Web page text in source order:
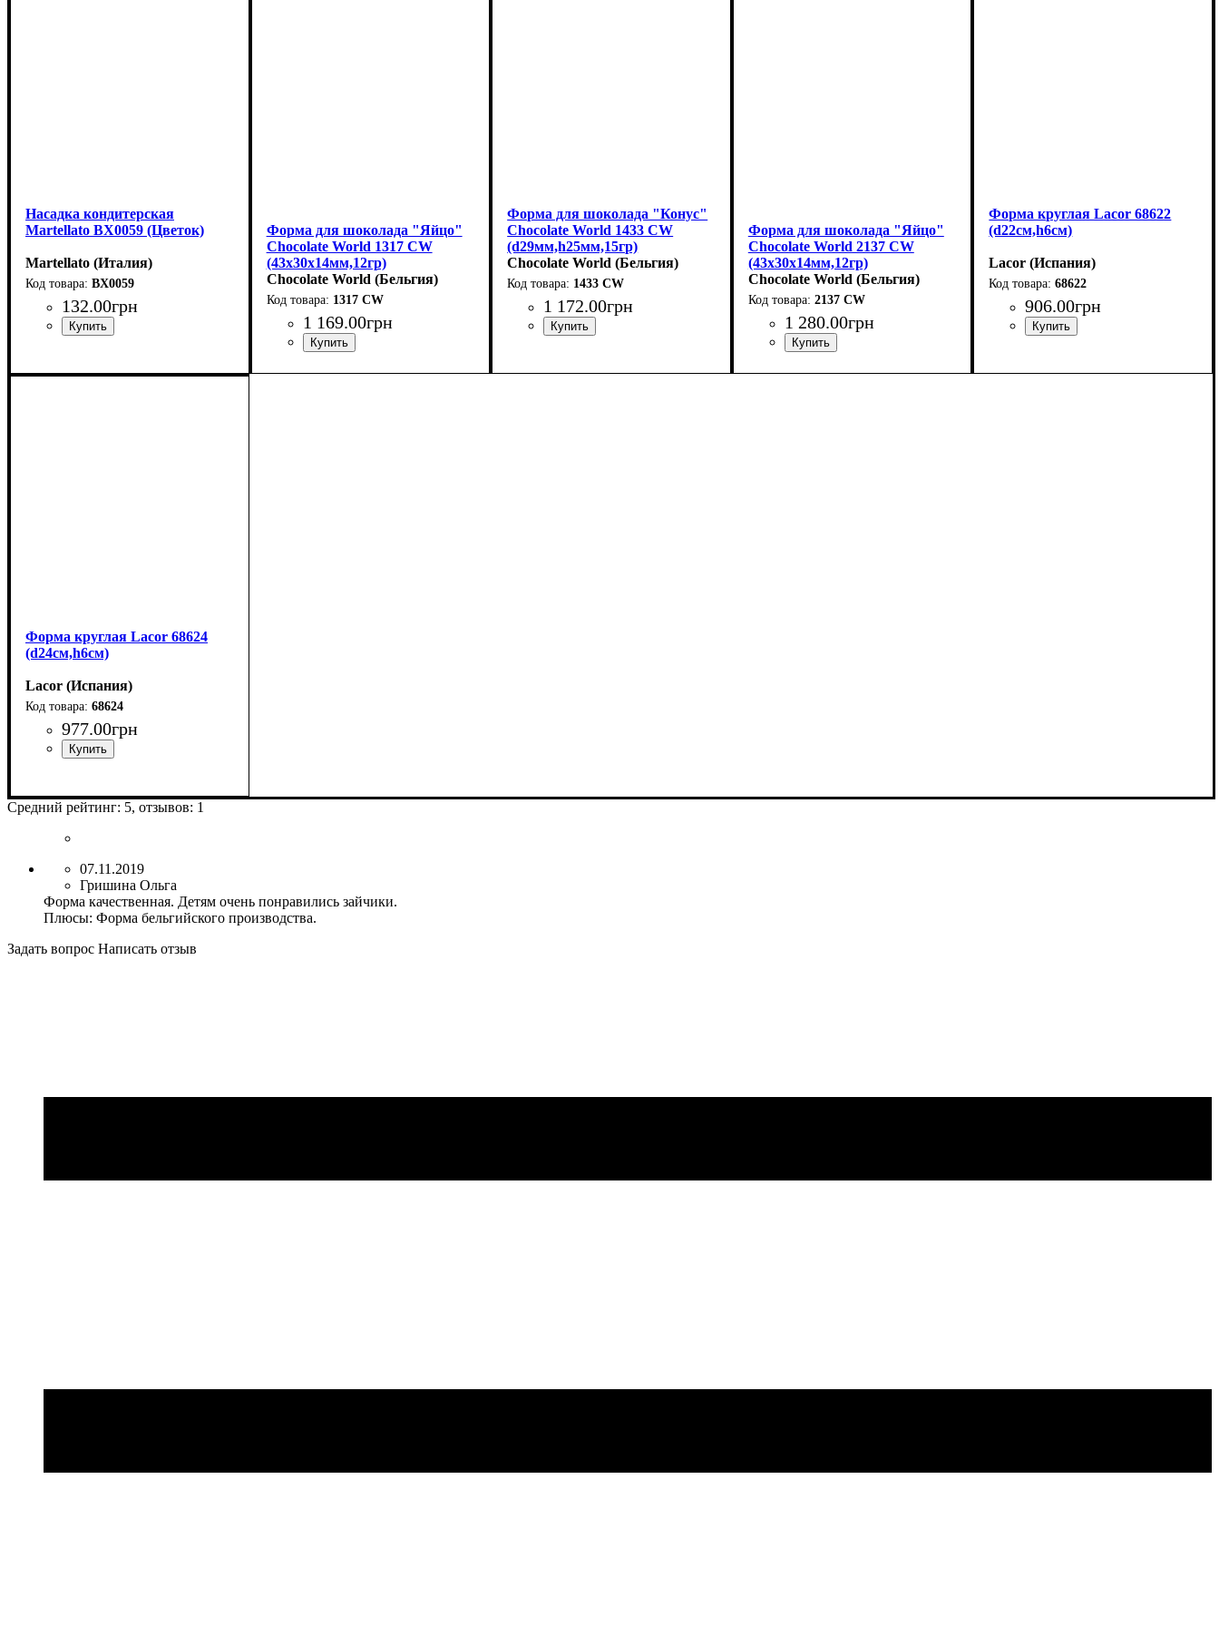
Насадка кондитерская
Martellato BX0059 (Цветок)
Martellato (Италия)
BX0059
132.00грн
Форма для шоколада "Яйцо"
Chocolate World 1317 CW
(43x30x14мм,12гр)
Chocolate World (Бельгия)
1317 CW
1 169.00грн
Форма для шоколада "Конус"
Chocolate World 1433 CW
(d29мм,h25мм,15гр)
Chocolate World (Бельгия)
1433 CW
1 172.00грн
Форма для шоколада "Яйцо"
Chocolate World 2137 CW
(43x30x14мм,12гр)
Chocolate World (Бельгия)
2137 CW
1 280.00грн
Форма круглая Lacor 68622
(d22см,h6см)
Lacor (Испания)
68622
906.00грн
Форма круглая Lacor 68624
(d24см,h6см)
Lacor (Испания)
68624
977.00грн
Средний рейтинг: 5, отзывов: 1
07.11.2019
Гришина Ольга
Форма качественная. Детям очень понравились зайчики.
Плюсы: Форма бельгийского производства.
Задать вопрос Написать отзыв